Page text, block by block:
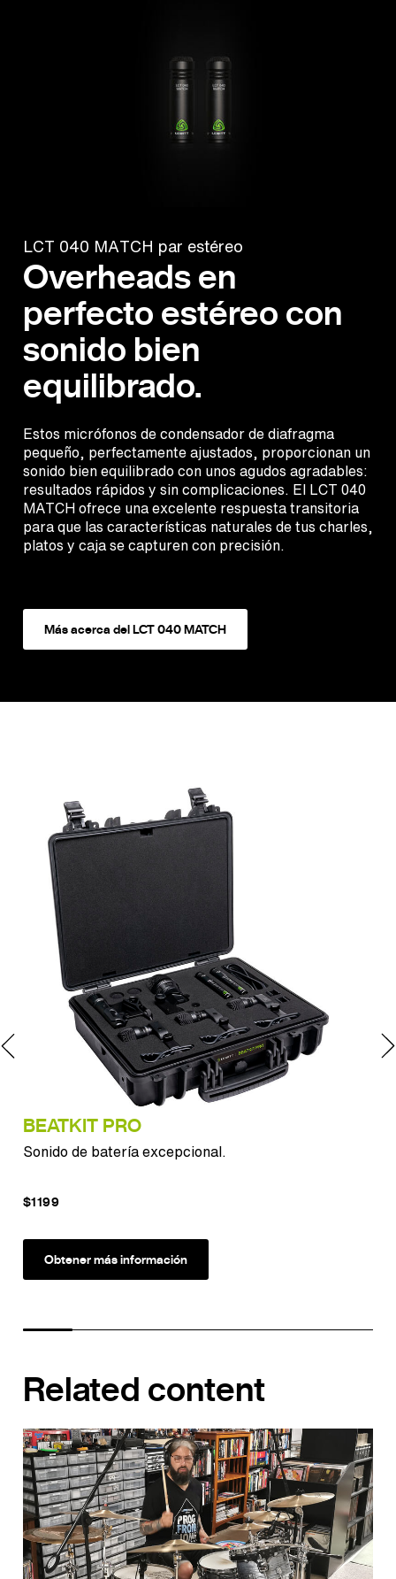
LCT 040 MATCH par estéreo
Overheads en
perfecto estéreo con
sonido bien
equilibrado.
Estos micrófonos de condensador de diafragma
pequeño, perfectamente ajustados, proporcionan un
sonido bien equilibrado con unos agudos agradables:
resultados rápidos y sin complicaciones. El LCT 040
MATCH ofrece una excelente respuesta transitoria
para que las características naturales de tus charles,
platos y caja se capturen con precisión.
Más acerca del LCT 040 MATCH
BEATKIT PRO
Sonido de batería excepcional.
$1199
Obtener más información
Related content